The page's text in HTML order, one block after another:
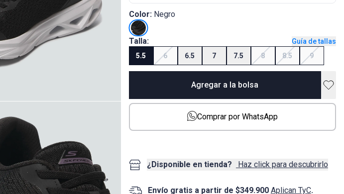
Color: Negro
Talla:
Guía de tallas
5.5
6 6.5 7 7.5 8 8.5 9
Agregar a la bolsa
Comprar por WhatsApp
¿Disponible en tienda? Haz click para descubrirlo
Envío gratis a partir de $349.900 Aplican TyC.